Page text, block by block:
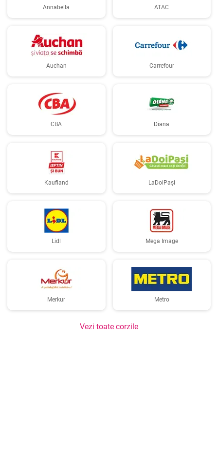
Annabella ATAC
Auchan Carrefour
CBA Diana
Kaufland LaDoiPași
Lidl Mega Image
Merkur Metro
Vezi toate corzile